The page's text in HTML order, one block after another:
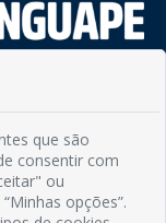
13h
que são
consentir com
ou
opções”.